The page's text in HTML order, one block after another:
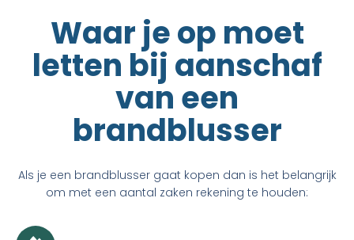
Waar je op moet
letten bij aanschaf
van een
brandblusser
Als je een brandblussergaat kopen dan is het belangrijk
om met een aantal zaken rekening te houden: